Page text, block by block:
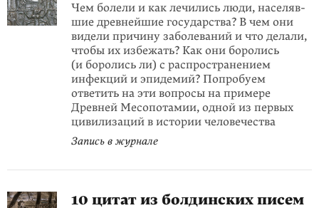
Чем болели и как лечились люди, населяв­
шие древнейшие государства? В чем они
видели причину заболеваний и что делали,
чтобы их избежать? Как они боролись
(и бо­ролись ли) с распространением
инфекций и эпидемий? Попробуем
ответить на эти вопросы на примере
Древней Месопотамии, одной из первых
цивилизаций в истории человечества
Запись в журнале
10 цитат из болдинских писем